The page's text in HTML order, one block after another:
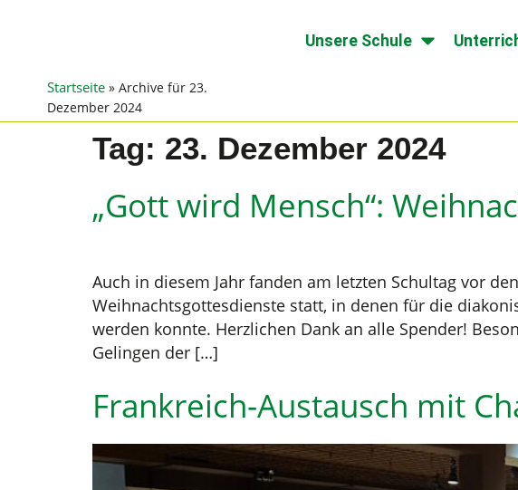
Startseite »Archive für 23.
Dezember 2024
Unsere Schule
Tag: 23. Dezember 2024
„Gott wird Mensch“:
Auch in diesem Jahr fanden am letzten Schultag vor
Weihnachtsgottesdienste statt, in denen für die
werden konnte. Herzlichen Dank an alle Spender!
Gelingen der […]
Frankreich-Austausch mit